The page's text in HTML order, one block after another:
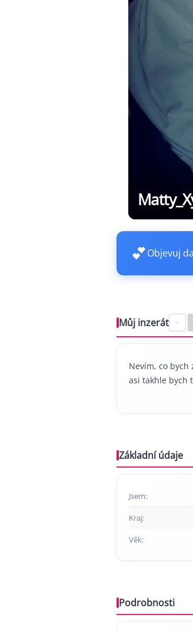
💕Objevuj
Můj inzerát <
Nevím, co
asi takhle bych
Základní údaje
Jsem:
Kraj:
Věk:
Podrobnosti